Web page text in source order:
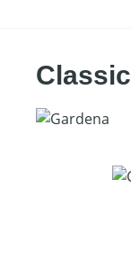
Bildergalerie